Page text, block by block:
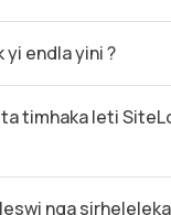
yi endla yini ?
timhaka leti
nga